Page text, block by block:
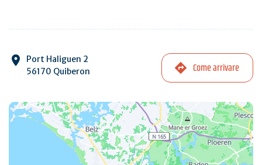
Port Haliguen 2
56170 Quiberon
Come arrivare